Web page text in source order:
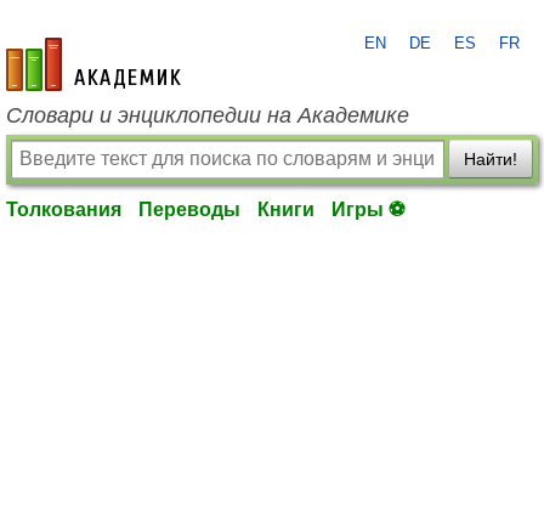
academic.ru
EN DE ES FR
Словари и энциклопедии на Академике
Найти!
Толкования Переводы Книги Игры ⚽